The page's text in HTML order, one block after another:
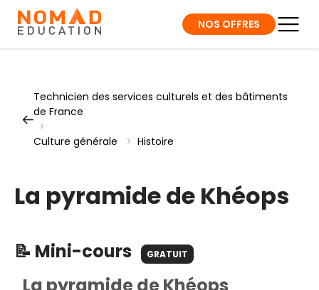
NOS OFFRES
Technicien des services culturels et des bâtiments
de France
>
Culture générale
> Histoire
La pyramide de Khéops
📝 Mini-cours GRATUIT